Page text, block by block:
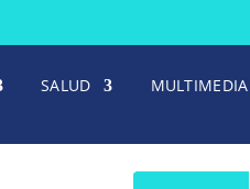
SALUD MULTIMEDIA